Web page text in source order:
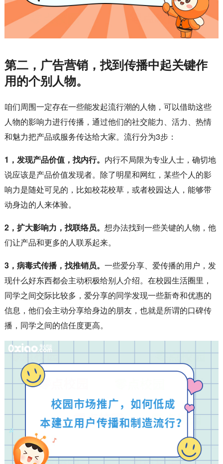
第二，广告营销，找到传播中起关键作
用的个别人物。
咱们周围一定存在一些能发起流行潮的人物，可以借助这些
人物的影响力进行传播，通过他们的社交能力、活力、热情
和魅力把产品或服务传达给大家。流行分为3步：
1，发现产品价值，找内行。 内行不局限为专业人士，确切地
说应该是产品价值发现者。除了明星和网红，某些个人的影
响力是随处可见的，比如校花校草，或者校园达人，能够带
动身边的人来体验。
2，扩大影响力，找联络员。 想办法找到一些关键的人物，他
们让产品和更多的人联系起来。
3，病毒式传播，找推销员。 一些爱分享、爱传播的用户，发
现什么好东西都会主动积极给别人介绍。在校园生活圈里，
同学之间交际比较多，爱分享的同学发现一些新奇和优惠的
信息，他们会主动分享给身边的朋友，也就是所谓的口碑传
播，同学之间的信任度更高。